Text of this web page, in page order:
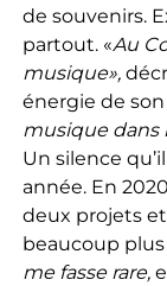
de souvenirs.
partout. «Au
musique»,
énergie de son
musique dans
Un silence
année. En
deux projets
beaucoup
me fasse rare,